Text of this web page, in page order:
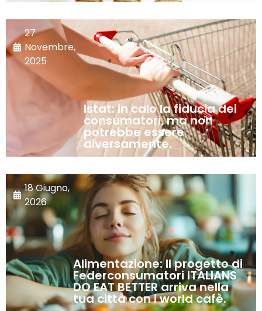
27
Novembre,
2025
Istat: in calo la fiducia dei
consumatori, ma non
potrebbe essere
diversamente.
18 Giugno,
2026
Alimentazione: Il progetto di
Federconsumatori ITALIANS
DO EAT BETTER arriva nella
tua città con i world cafè.